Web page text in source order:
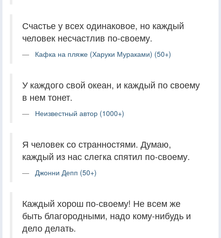
Счастье у всех одинаковое, но каждый
человек несчастлив по-своему.
Кафка на пляже (Харуки Мураками) (50+)
У каждого свой океан, и каждый по своему
в нем тонет.
Неизвестный автор (1000+)
Я человек со странностями. Думаю,
каждый из нас слегка спятил по-своему.
Джонни Депп (50+)
Каждый хорош по-своему! Не всем же
быть благородными, надо кому-нибудь и
дело делать.